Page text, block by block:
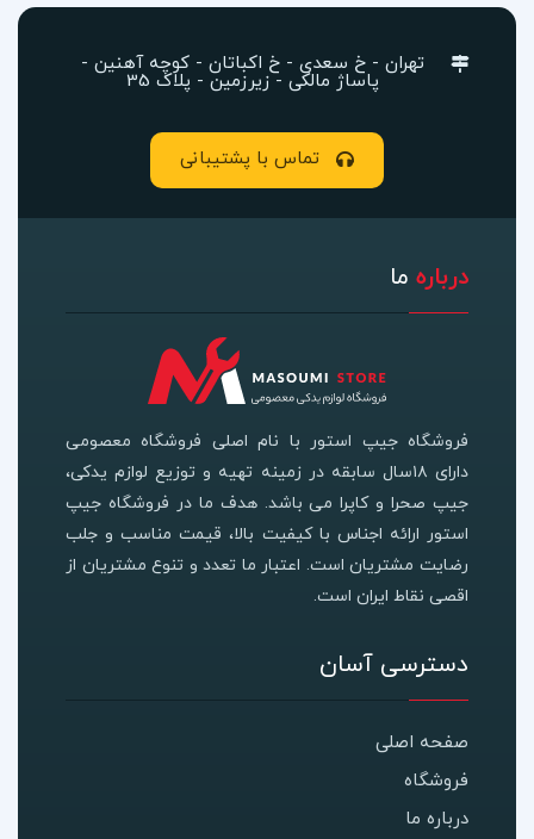
تهران - خ سعدی - خ اکباتان - کوچه آهنین -
پاساژ مالکی - زیرزمین - پلاک 35
تماس با پشتیبانی
درباره ما
فروشگاه جیپ استور با نام اصلی فروشگاه معصومی
دارای ۱۸سال سابقه در زمینه تهیه و توزیع لوازم یدکی،
جیپ صحرا و کاپرا می باشد. هدف ما در فروشگاه جیپ
استور ارائه اجناس با کیفیت بالا، قیمت مناسب و جلب
رضایت مشتریان است. اعتبار ما تعدد و تنوع مشتریان از
اقصی نقاط ایران است.
دسترسی آسان
صفحه اصلی
فروشگاه
درباره ما